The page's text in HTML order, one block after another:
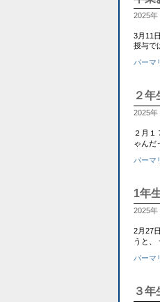
2025年
3月11
授与で
パーマ
２
2025年
２月
ゃんだ
パーマ
1年
2025年
2月27
うと、
パーマ
３